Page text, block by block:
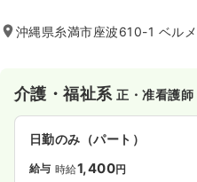
沖縄県糸満市座波610-1 ベル
介護・福祉系正・准看護師
日勤のみ（パート）
給与 時給1,400円